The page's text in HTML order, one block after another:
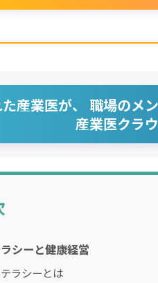
産業医が、 職場のメ
産業医クラ
シーと健康経営
ラシーとは